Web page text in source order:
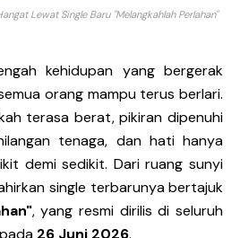
Dunia Distopia Lewat
Rayakan Kehangatan Tradisi
Kagum dan Jatuh Cinta Lewat
Emosional Lewat Single
Sosial dalam Balutan
Lewat Single Baru "Melangkahlah Perlahan"
kehidupan yang bergerak
orang mampu terus berlari.
terasa berat, pikiran dipenuhi
tenaga, dan hati hanya
demi sedikit. Dari ruang sunyi
single terbarunya bertajuk
, yang resmi dirilis di seluruh
26 Juni 2026.